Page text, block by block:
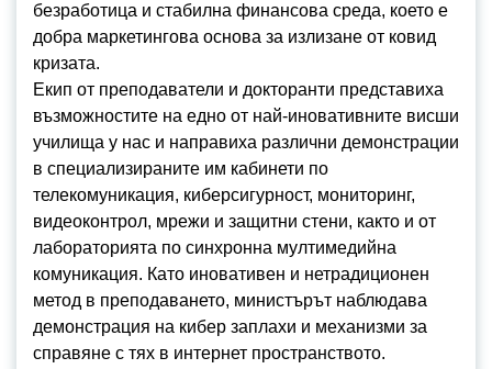
безработица и стабилна финансова среда, което е
добра маркетингова основа за излизане от ковид
кризата.
Екип от преподаватели и докторанти представиха
възможностите на едно от най-иновативните висши
училища у нас и направиха различни демонстрации
в специализираните им кабинети по
телекомуникация, киберсигурност, мониторинг,
видеоконтрол, мрежи и защитни стени, както и от
лабораторията по синхронна мултимедийна
комуникация. Като иновативен и нетрадиционен
метод в преподаването, министърът наблюдава
демонстрация на кибер заплахи и механизми за
справяне с тях в интернет пространството.